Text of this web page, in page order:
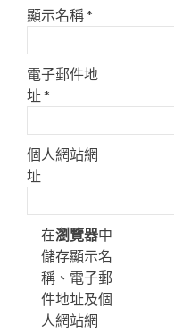
顯示名稱*
電子郵件地
址*
個人網站網
址
在瀏覽器中
儲存顯示名
稱、電子郵
件地址及個
人網站網